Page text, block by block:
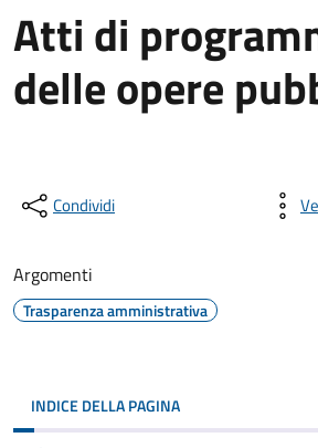
Atti di
delle opere
Condividi
Argomenti
Trasparenza amministrativa
INDICE DELLA PAGINA